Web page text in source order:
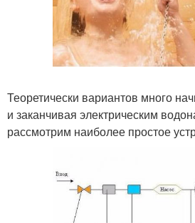
Теоретически вариантов много
и заканчивая электрическим
рассмотрим наиболее простое